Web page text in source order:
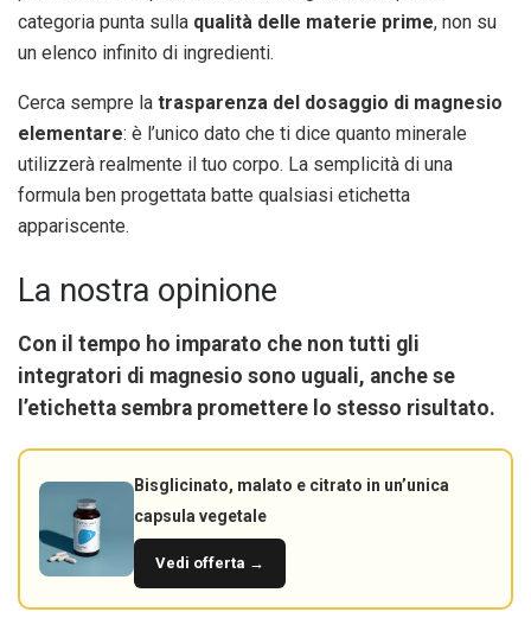
categoria punta sulla qualità delle materie prime, non su
un elenco infinito di ingredienti.
Cerca sempre la trasparenza del dosaggio di magnesio
elementare: è l’unico dato che ti dice quanto minerale
utilizzerà realmente il tuo corpo. La semplicità di una
formula ben progettata batte qualsiasi etichetta
appariscente.
La nostra opinione
Con il tempo ho imparato che non tutti gli
integratori di magnesio sono uguali, anche se
l’etichetta sembra promettere lo stesso risultato.
Bisglicinato, malato e citrato in un’unica
capsula vegetale
Vedi offerta →